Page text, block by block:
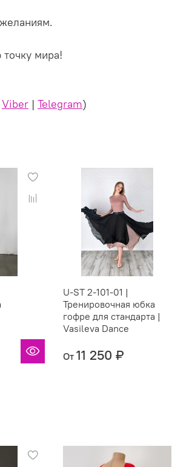
мира!
Viber | Telegram)
U-ST 2-101-01 |
Тренировочная юбка
гофре для стандарта |
Vasileva Dance
От 11 250 ₽